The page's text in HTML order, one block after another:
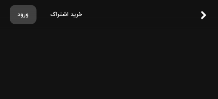
ورود خرید اشتراک